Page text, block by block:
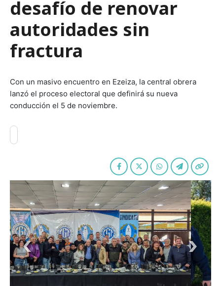
desafío de renovar
autoridades sin
fractura
Con un masivo encuentro en Ezeiza, la central obrera
lanzó el proceso electoral que definirá su nueva
conducción el 5 de noviembre.